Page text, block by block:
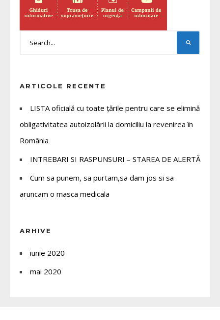
ARTICOLE RECENTE
LISTA oficială cu toate țările pentru care se elimină
obligativitatea autoizolării la domiciliu la revenirea în
România
INTREBARI SI RASPUNSURI – STAREA DE ALERTĂ
Cum sa punem, sa purtam,sa dam jos si sa
aruncam o masca medicala
ARHIVE
iunie 2020
mai 2020